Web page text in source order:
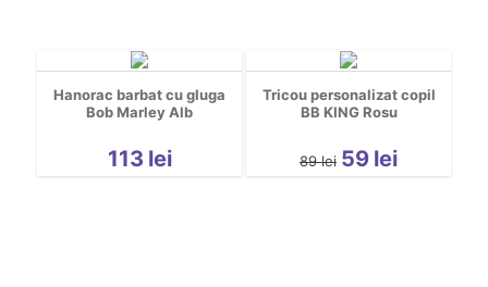
Hanorac barbat cu gluga
Bob Marley Alb
113 lei
Tricou personalizat copil
BB KING Rosu
89 lei 59 lei